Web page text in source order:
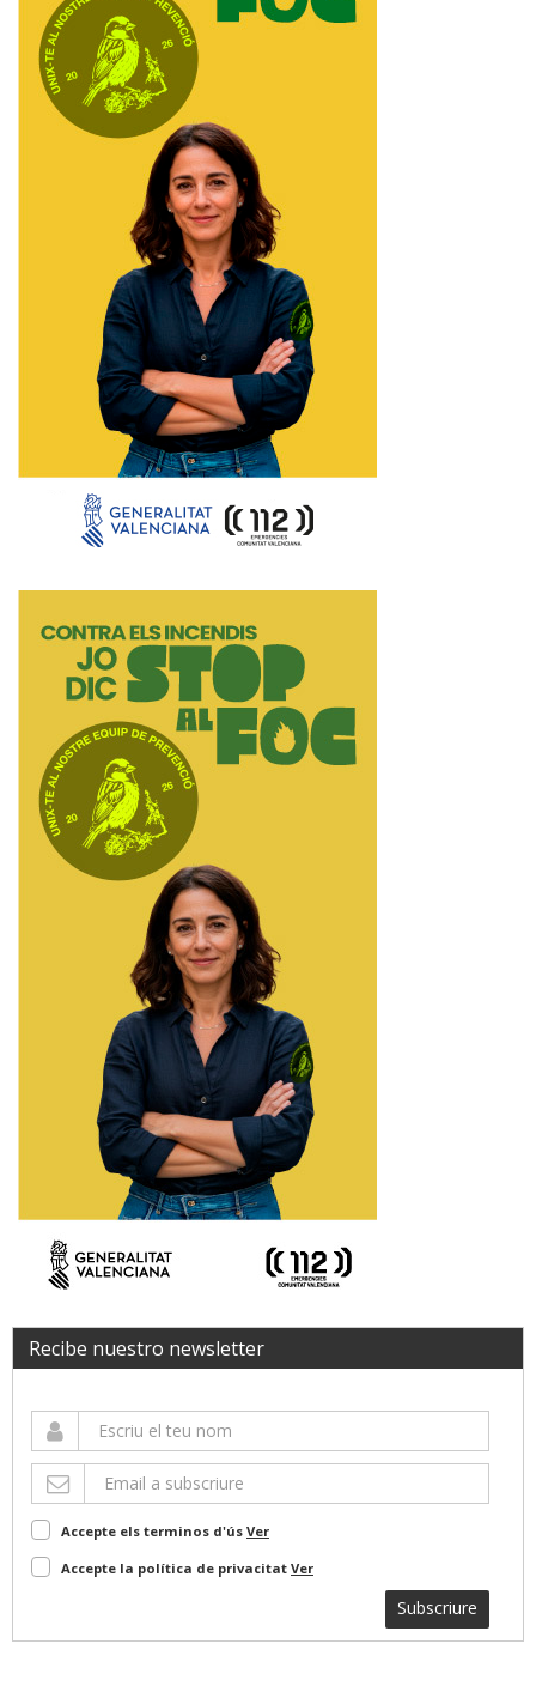
Recibe nuestro newsletter
Accepte els terminos d'ús Ver
Accepte la política de privacitat Ver
Subscriure